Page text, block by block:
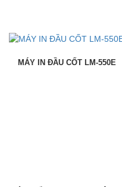
MÁY IN ĐẦU CỐT LM-550E